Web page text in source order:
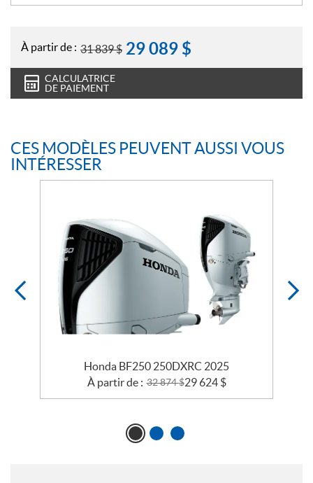
À partir de : 31 839$ 29 089 $
CALCULATRICE
DE PAIEMENT
CES MODÈLES PEUVENT AUSSI VOUS
INTÉRESSER
Honda BF250 250DXRC 2025
À partir de : 32 874$29 624 $